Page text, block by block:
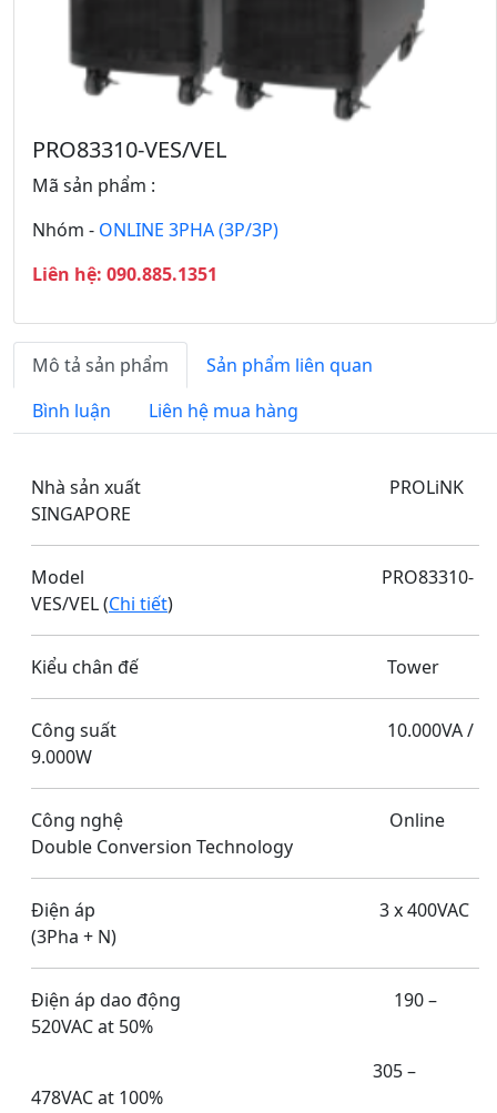
i
PRO83310-VES/VEL
Mã sản phẩm :
Nhóm - ONLINE 3PHA (3P/3P)
Liên hệ: 090.885.1351
Mô tả sản phẩm
Sản phẩm liên quan
Bình luận
Liên hệ mua hàng
Nhà sản xuất PROLiNK
SINGAPORE
Model PRO83310-
VES/VEL (Chi tiết)
Kiểu chân đế Tower
Công suất 10.000VA /
9.000W
Công nghệ Online
Double Conversion Technology
Điện áp 3 x 400VAC
(3Pha + N)
Điện áp dao động 190 –
520VAC at 50%
305 –
478VAC at 100%